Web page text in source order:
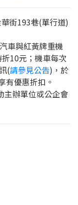
街193巷(單行道)
車與紅黃牌重機
10元；機車每次
(請參見公告)，於
有優惠折扣。
主辦單位或公企會